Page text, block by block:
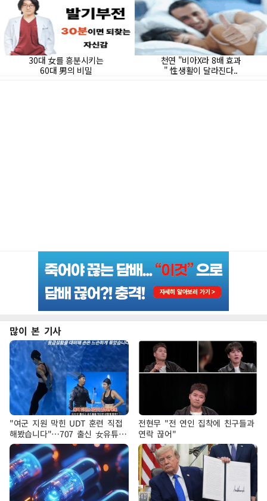
많이 본 기사
"여군 지원 막힌 UDT 훈련 직접
해봤습니다"…707 출신 女유튜버
'완벽 소화'
전현무 "전 연인 집착에 친구들과
연락 끊어"